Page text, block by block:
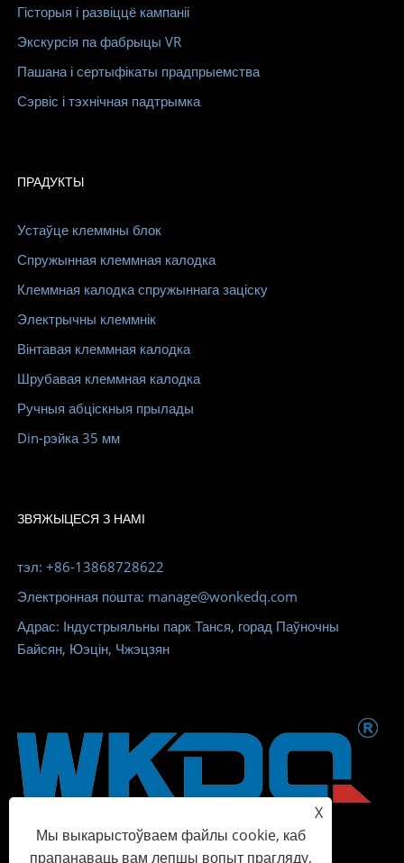
Гісторыя і развіццё кампаніі
Экскурсія па фабрыцы VR
Пашана і сертыфікаты прадпрыемства
Сэрвіс і тэхнічная падтрымка
ПРАДУКТЫ
Устаўце клеммны блок
Спружынная клеммная калодка
Клеммная калодка спружыннага заціску
Электрычны клеммнік
Вінтавая клеммная калодка
Шрубавая клеммная калодка
Ручныя абціскныя прылады
Din-рэйка 35 мм
ЗВЯЖЫЦЕСЯ З НАМІ
тэл: +86-13868728622
Электронная пошта: manage@wonkedq.com
Адрас: Індустрыяльны парк Танся, горад Паўночны
Байсян, Юэцін, Чжэцзян
X
Мы выкарыстоўваем файлы cookie, каб
прапанаваць вам лепшы вопыт прагляду,